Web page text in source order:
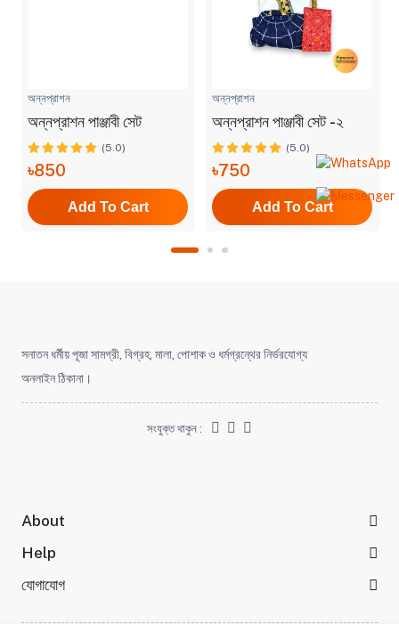
অন্নপ্রাশন
অন্নপ্রাশন পাঞ্জাবী সেট
(5.0)
৳850
Add To Cart
অন্নপ্রাশন
অন্নপ্রাশন পাঞ্জাবী সেট -২
(5.0)
৳750
Add To Cart
সনাতন ধর্মীয় পূজা সামগ্রী, বিগ্রহ, মালা, পোশাক ও ধর্মগ্রন্থের নির্ভরযোগ্য
অনলাইন ঠিকানা।
সংযুক্ত থাকুন :
About
Help
যোগাযোগ